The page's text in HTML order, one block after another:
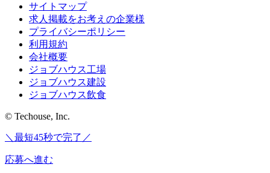
サイトマップ
求人掲載をお考えの企業様
プライバシーポリシー
利用規約
会社概要
ジョブハウス工場
ジョブハウス建設
ジョブハウス飲食
© Techouse, Inc.
＼最短45秒で完了／
応募へ進む